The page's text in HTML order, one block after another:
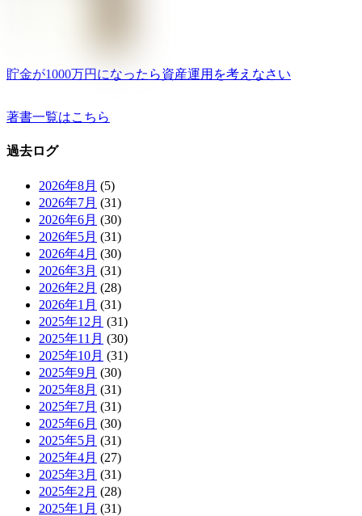
貯金が1000万円になったら資産運用を考えなさい
著書一覧はこちら
過去ログ
2026年8月 (5)
2026年7月 (31)
2026年6月 (30)
2026年5月 (31)
2026年4月 (30)
2026年3月 (31)
2026年2月 (28)
2026年1月 (31)
2025年12月 (31)
2025年11月 (30)
2025年10月 (31)
2025年9月 (30)
2025年8月 (31)
2025年7月 (31)
2025年6月 (30)
2025年5月 (31)
2025年4月 (27)
2025年3月 (31)
2025年2月 (28)
2025年1月 (31)